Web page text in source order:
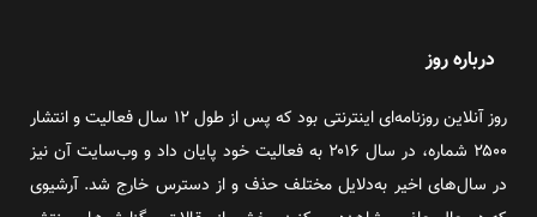
درباره روز
روز آنلاین روزنامه‌ای اینترنتی بود که پس از طول ۱۲ سال فعالیت و انتشار
۲۵۰۰ شماره، در سال ۲۰۱۶ به فعالیت خود پایان داد و وب‌سایت آن نیز
در سال‌های اخیر به‌دلایل مختلف حذف و از دسترس خارج شد. آرشیوی